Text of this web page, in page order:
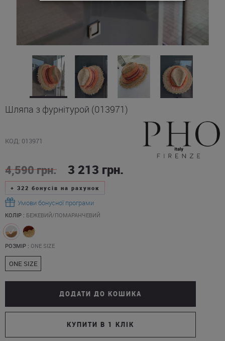
Шляпа з фурнітурой (013971)
КОД: 013971
4,590грн. 3 213 грн.
+ 322 бонусів на рахунок
Умови бонусної програми
КОЛІР : БЕЖЕВИЙ/ПОМАРАНЧЕВИЙ
РОЗМІР : ONE SIZE
ONE SIZE
ДОДАТИ ДО КОШИКА
КУПИТИ В 1 КЛІК